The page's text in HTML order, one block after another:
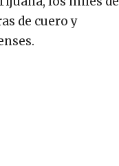
de cuero y